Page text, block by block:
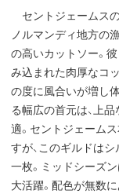
セントジェームスの
ノルマンディ地方の
の高いカットソー。
み込まれた肉厚なコ
の度に風合いが増し
る幅広の首元は、上
適。セントジェーム
すが、このギルドは
一枚。ミッドシーズ
大活躍。配色が無数